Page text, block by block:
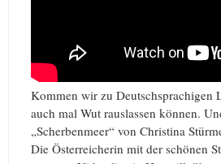
Kommen wir zu Deutschsprachigen
auch mal Wut rauslassen können.
„Scherbenmeer“ von Christina
Die Österreicherin mit der schönen